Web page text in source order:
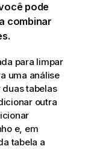
pode
combinar
para limpar
uma análise
tabelas
outra
e, em
tabela a